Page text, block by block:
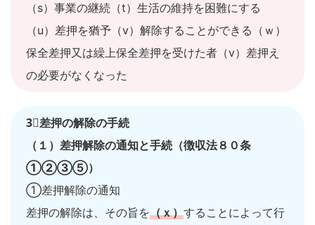
（s）事業の継続（t）生活の維持を困難にする
（u）差押を猶予（v）解除することができる（ｗ）
保全差押又は繰上保全差押を受けた者（v）差押え
の必要がなくなった
3⃣差押の解除の手続
（１）差押解除の通知と手続（徴収法８０条
①②③⑤）
①差押解除の通知
差押の解除は、その旨を（ｘ）することによって行